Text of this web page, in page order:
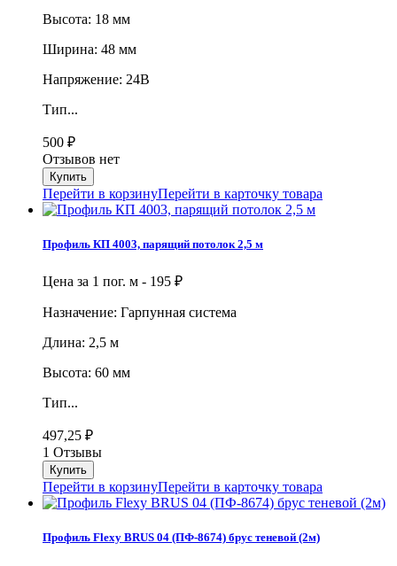
Высота: 18 мм
Ширина: 48 мм
Напряжение: 24В
Тип...
500 ₽
Отзывов нет
Перейти в корзинуПерейти в карточку товара
Профиль КП 4003, парящий потолок 2,5 м
Цена за 1 пог. м - 195 ₽
Назначение: Гарпунная система
Длина: 2,5 м
Высота: 60 мм
Тип...
497,25 ₽
1 Отзывы
Перейти в корзинуПерейти в карточку товара
Профиль Flexy BRUS 04 (ПФ-8674) брус теневой (2м)